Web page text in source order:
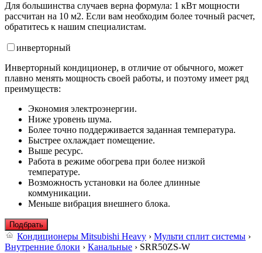
Для большинства случаев верна формула: 1 кВт мощности
рассчитан на 10 м2. Если вам необходим более точный расчет,
обратитесь к нашим специалистам.
инверторный
Инверторный кондиционер, в отличие от обычного, может
плавно менять мощность своей работы, и поэтому имеет ряд
преимуществ:
Экономия электроэнергии.
Ниже уровень шума.
Более точно поддерживается заданная температура.
Быстрее охлаждает помещение.
Выше ресурс.
Работа в режиме обогрева при более низкой
температуре.
Возможность установки на более длинные
коммуникации.
Меньше вибрация внешнего блока.
Подбрать
Кондиционеры Mitsubishi Heavy › Мульти сплит системы ›
Внутренние блоки › Канальные › SRR50ZS-W